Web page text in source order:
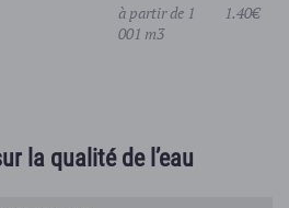
à partir de 1
001 m3
1.40€
la qualité de l’eau